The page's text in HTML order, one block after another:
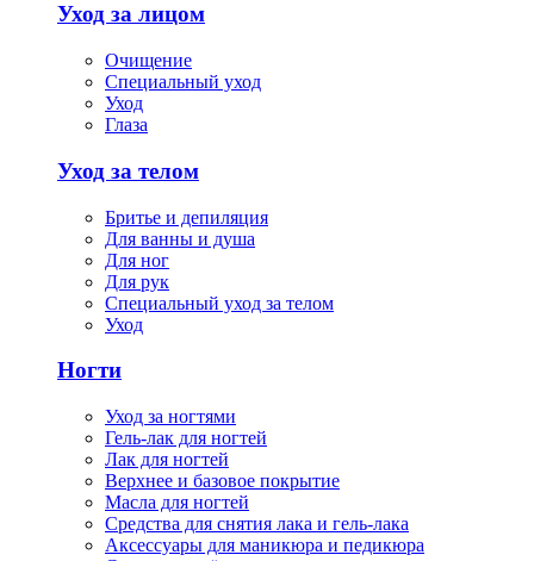
Уход за лицом
Очищение
Специальный уход
Уход
Глаза
Уход за телом
Бритье и депиляция
Для ванны и душа
Для ног
Для рук
Специальный уход за телом
Уход
Ногти
Уход за ногтями
Гель-лак для ногтей
Лак для ногтей
Верхнее и базовое покрытие
Масла для ногтей
Средства для снятия лака и гель-лака
Аксессуары для маникюра и педикюра